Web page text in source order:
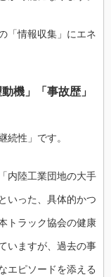
「情報収集」にエネ
機」「事故歴」
続性」です。
内陸工業団地の大手
いった、具体的かつ
トラック協会の健康
いますが、過去の事
エピソードを添える